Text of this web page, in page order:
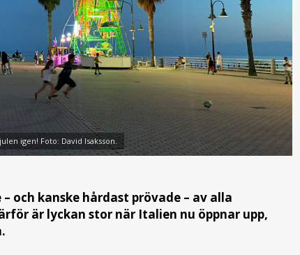
igen! Foto: David Isaksson.
och kanske hårdast prövade – av alla
är lyckan stor när Italien nu öppnar upp,